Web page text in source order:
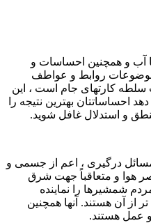
و همچنین احساسات و
روابط و عواطف
کارتهای جام است ، این
بهترین نتیجه را
و استدلال غافل شوید.
درگیری ، اعم از جسمی و
هوا و متعاقباً جهت شرق
شمشیرها را نماینده
از آن هستند. آنها همچنین
عمل هستند.